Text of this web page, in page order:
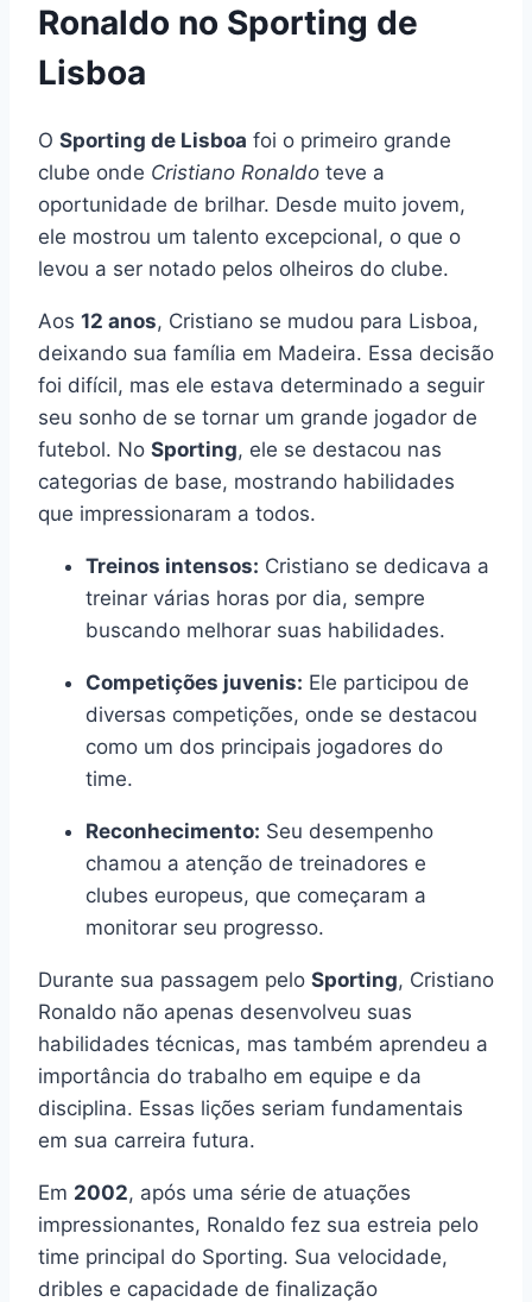
Ronaldo no Sporting de
Lisboa
O Sporting de Lisboa foi o primeiro grande
clube onde Cristiano Ronaldo teve a
oportunidade de brilhar. Desde muito jovem,
ele mostrou um talento excepcional, o que o
levou a ser notado pelos olheiros do clube.
Aos 12 anos, Cristiano se mudou para Lisboa,
deixando sua família em Madeira. Essa decisão
foi difícil, mas ele estava determinado a seguir
seu sonho de se tornar um grande jogador de
futebol. No Sporting, ele se destacou nas
categorias de base, mostrando habilidades
que impressionaram a todos.
Treinos intensos: Cristiano se dedicava a
treinar várias horas por dia, sempre
buscando melhorar suas habilidades.
Competições juvenis: Ele participou de
diversas competições, onde se destacou
como um dos principais jogadores do
time.
Reconhecimento: Seu desempenho
chamou a atenção de treinadores e
clubes europeus, que começaram a
monitorar seu progresso.
Durante sua passagem pelo Sporting, Cristiano
Ronaldo não apenas desenvolveu suas
habilidades técnicas, mas também aprendeu a
importância do trabalho em equipe e da
disciplina. Essas lições seriam fundamentais
em sua carreira futura.
Em 2002, após uma série de atuações
impressionantes, Ronaldo fez sua estreia pelo
time principal do Sporting. Sua velocidade,
dribles e capacidade de finalização